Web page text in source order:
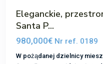
Eleganckie,
Santa P...
980,000€ Nr ref. 0189
W pożądanej dzielnicy